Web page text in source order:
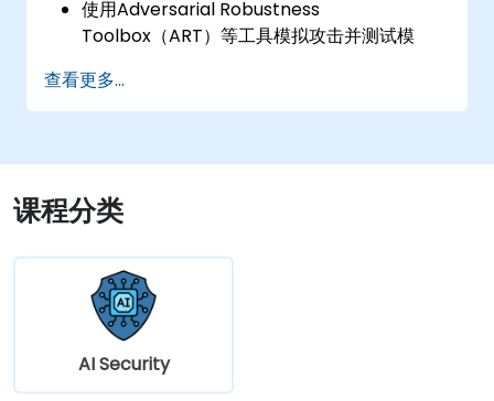
使用Adversarial Robustness
Toolbox（ART）等工具模拟攻击并测试模
应用实际防御手段，包括对抗性训练、噪声注
入和隐私保护技术。
查看更多...
课程分类
AI Security